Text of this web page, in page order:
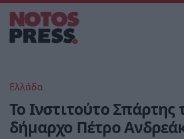
Ελλάδα
Το Ινστιτούτο Σπάρτης
δήμαρχο Πέτρο